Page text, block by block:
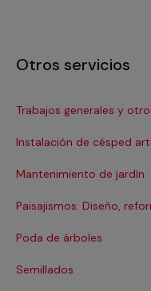
Otros servicios
Trabajos generales y
Instalación de césped
Mantenimiento de jardín
Paisajismos: Diseño,
Poda de árboles
Semillados